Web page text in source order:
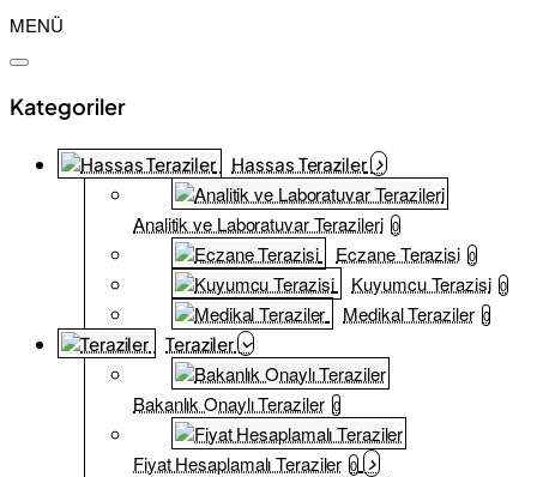
MENÜ
Kategoriler
Hassas Teraziler
Analitik ve Laboratuvar Terazileri 0
Eczane Terazisi 0
Kuyumcu Terazisi 0
Medikal Teraziler 0
Teraziler
Bakanlık Onaylı Teraziler 0
Fiyat Hesaplamalı Teraziler 0